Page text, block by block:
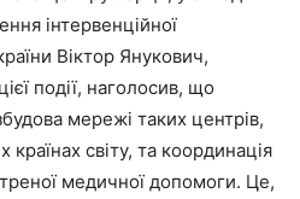
інтервенційної
Віктор Янукович,
події, наголосив, що
мережі таких центрів,
країнах світу, та координація
медичної допомоги. Це,